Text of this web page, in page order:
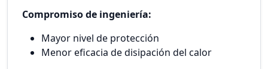
Compromiso de ingeniería:
Mayor nivel de protección
Menor eficacia de disipación del calor